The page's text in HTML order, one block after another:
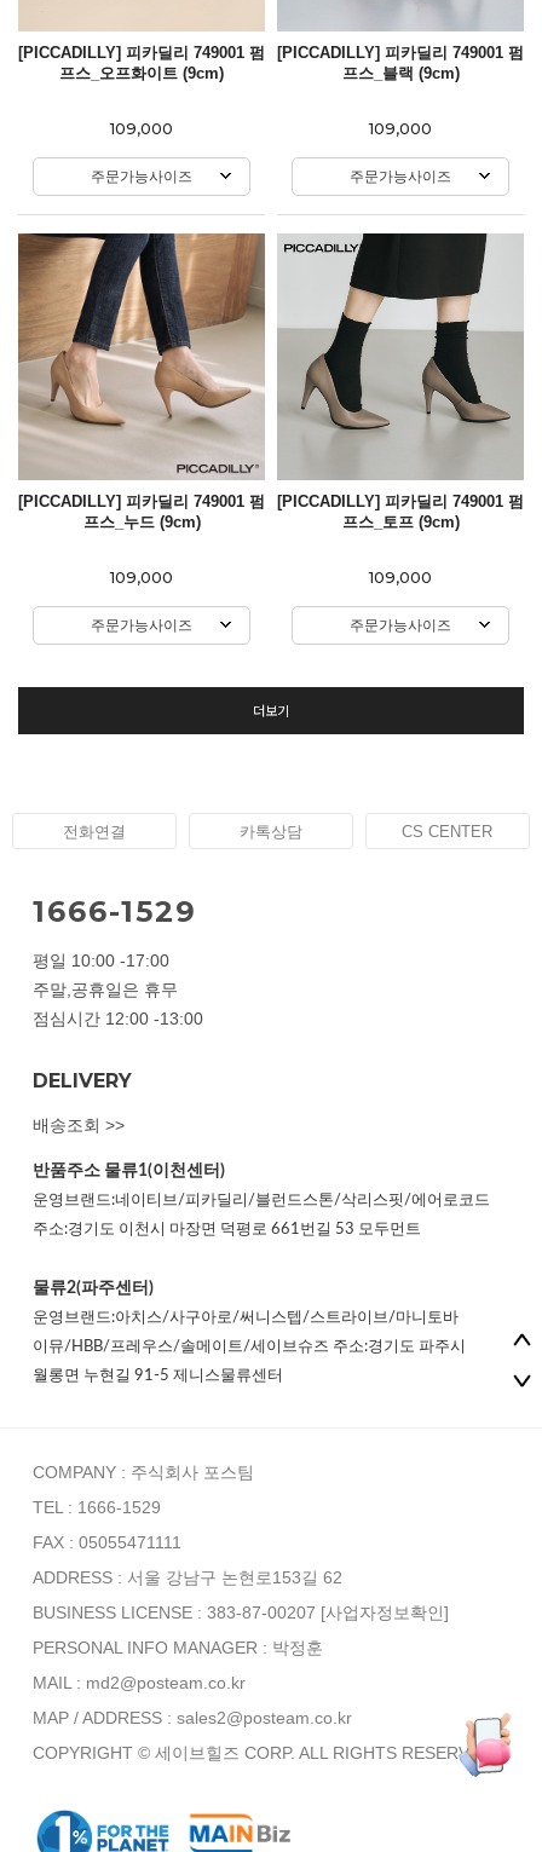
[PICCADILLY] 피카딜리 749001 펌
프스_오프화이트 (9cm)
109,000
주문가능사이즈
[PICCADILLY] 피카딜리 749001 펌
프스_블랙 (9cm)
109,000
주문가능사이즈
[PICCADILLY] 피카딜리 749001 펌
프스_누드 (9cm)
109,000
주문가능사이즈
[PICCADILLY] 피카딜리 749001 펌
프스_토프 (9cm)
109,000
주문가능사이즈
더보기
전화연결 카톡상담 CS CENTER
1666-1529
평일 10:00 -17:00
주말,공휴일은 휴무
점심시간 12:00 -13:00
DELIVERY
배송조회 >>
반품주소 물류1(이천센터)
운영브랜드:네이티브/피카딜리/블런드스톤/삭리스핏/에어로코드
주소:경기도 이천시 마장면 덕평로 661번길 53 모두먼트
물류2(파주센터)
운영브랜드:아치스/사구아로/써니스텝/스트라이브/마니토바
이뮤/HBB/프레우스/솔메이트/세이브슈즈 주소:경기도 파주시
월롱면 누현길 91-5 제니스물류센터
COMPANY : 주식회사 포스팀
TEL : 1666-1529
FAX : 05055471111
ADDRESS : 서울 강남구 논현로153길 62
BUSINESS LICENSE : 383-87-00207 [사업자정보확인]
PERSONAL INFO MANAGER : 박정훈
MAIL : md2@posteam.co.kr
MAP / ADDRESS : sales2@posteam.co.kr
COPYRIGHT © 세이브힐즈 CORP. ALL RIGHTS RESERVED.